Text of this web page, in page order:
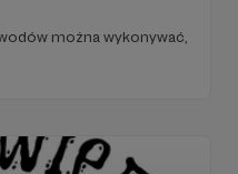
można wykonywać,